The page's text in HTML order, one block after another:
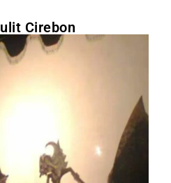
Cirebon